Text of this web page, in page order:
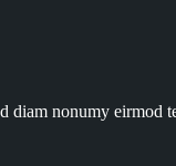
diam nonumy